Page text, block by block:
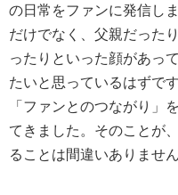
の日常をファンに発信し
だけでなく、父親だった
ったりといった顔があっ
たいと思っているはずで
「ファンとのつながり」
てきました。そのことが
ることは間違いありません